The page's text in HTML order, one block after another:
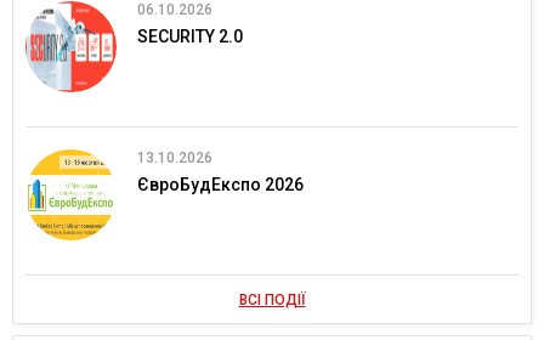
06.10.2026
SECURITY 2.0
13.10.2026
ЄвроБудЕкспо 2026
ВСІ ПОДІЇ